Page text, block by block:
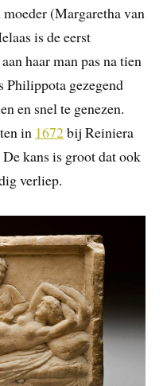
(Margaretha van
is de eerst
haar man pas na tien
Philippota gezegend
en snel te genezen.
in 1672bij Reiniera
kans is groot dat ook
verliep.